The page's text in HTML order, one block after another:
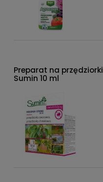
Preparat na
Sumin 10 ml